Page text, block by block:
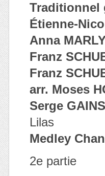
Traditionnel
Étienne-
Anna
Franz
Franz
arr. Moses
Serge
Lilas
Medley
2e partie